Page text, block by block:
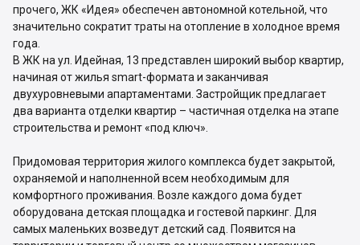
прочего, ЖК «Идея» обеспечен автономной котельной, что
значительно сократит траты на отопление в холодное время
года.
В ЖК на ул. Идейная, 13 представлен широкий выбор квартир,
начиная от жилья smart-формата и заканчивая
двухуровневыми апартаментами. Застройщик предлагает
два варианта отделки квартир – частичная отделка на этапе
строительства и ремонт «под ключ».
Придомовая территория жилого комплекса будет закрытой,
охраняемой и наполненной всем необходимым для
комфортного проживания. Возле каждого дома будет
оборудована детская площадка и гостевой паркинг. Для
самых маленьких возведут детский сад. Появится на